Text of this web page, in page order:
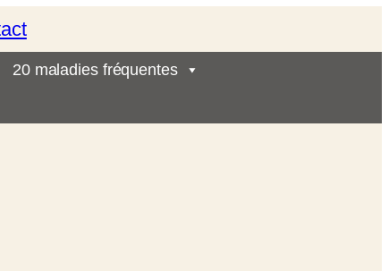
20 maladies fréquentes